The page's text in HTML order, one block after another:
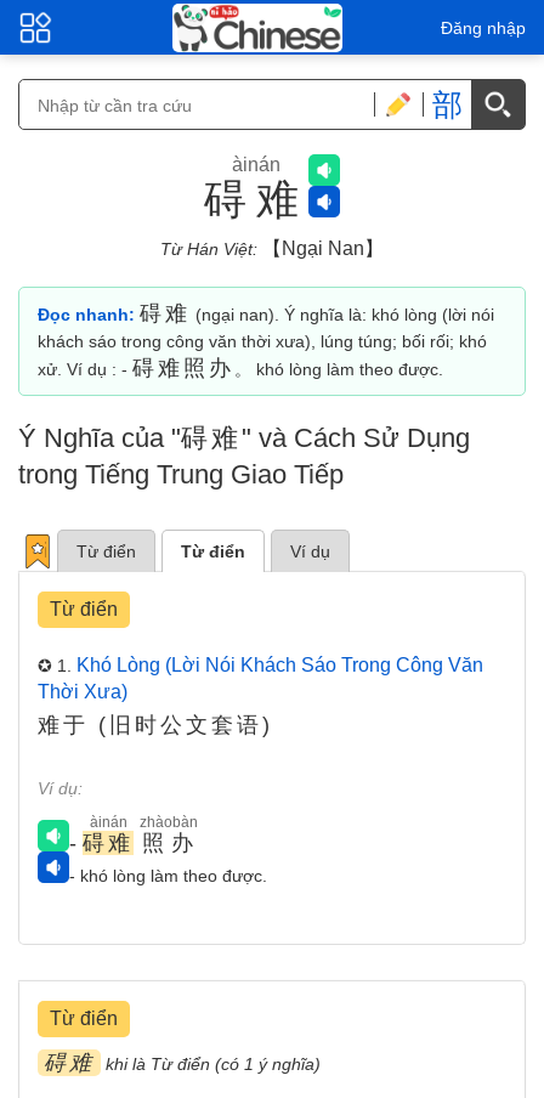
Đăng nhập
部
碍难
àinán
Từ Hán Việt: 【ngại Nan】
Đọc nhanh: 碍难 (ngại nan). Ý nghĩa là: khó lòng (lời nói
khách sáo trong công văn thời xưa), lúng túng; bối rối; khó
xử. Ví dụ : - 碍难照办 。 khó lòng làm theo được.
Ý Nghĩa của "碍难" và Cách Sử Dụng
trong Tiếng Trung Giao Tiếp
Từ điển Từ điển Ví dụ
Từ điển
✪ 1.
Khó Lòng (lời Nói Khách Sáo Trong Công Văn
Thời Xưa)
难于 (旧时公文套语)
Ví dụ:
- 碍难
àinán
照办
zhàobàn
- khó lòng làm theo được.
Từ điển
碍难 khi là Từ điển (có 1 ý nghĩa)